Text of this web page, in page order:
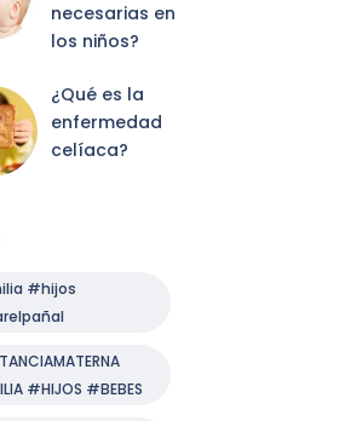
necesarias en
los niños?
¿Qué es la
enfermedad
celíaca?
#hijos
#HIJOS #BEBES